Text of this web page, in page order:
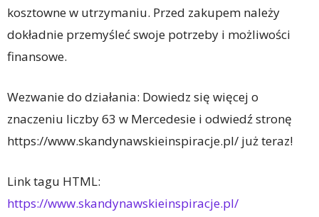
kosztowne w utrzymaniu. Przed zakupem należy
dokładnie przemyśleć swoje potrzeby i możliwości
finansowe.
Wezwanie do działania: Dowiedz się więcej o
znaczeniu liczby 63 w Mercedesie i odwiedź stronę
https://www.skandynawskieinspiracje.pl/ już teraz!
Link tagu HTML:
https://www.skandynawskieinspiracje.pl/